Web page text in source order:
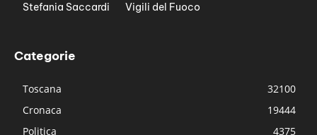
Stefania Saccardi
Vigili del Fuoco
Categorie
Toscana
32100
Cronaca
19444
Politica
4375